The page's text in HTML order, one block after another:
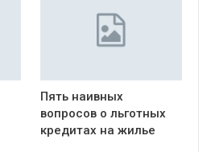
Пять наивных
вопросов о льготных
кредитах на жилье